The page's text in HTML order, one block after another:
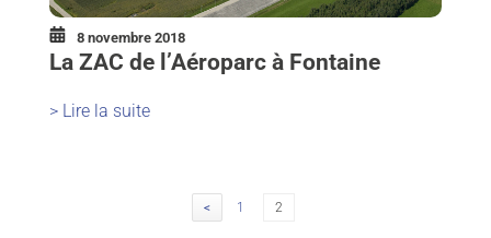
8 novembre 2018
La ZAC de l’Aéroparc à Fontaine
> Lire la suite
Navigation
< Page
1 Page
2